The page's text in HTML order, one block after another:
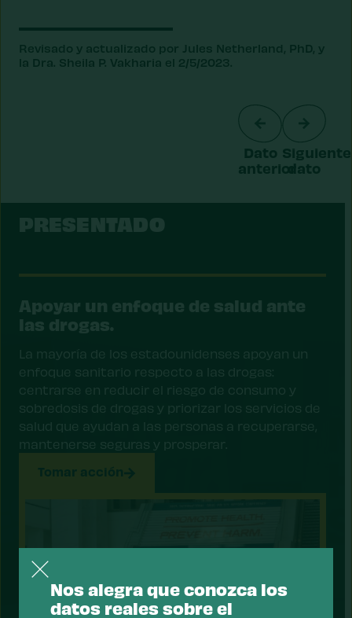
Revisado y actualizado por Jules Netherland, PhD, y
la Dra. Sheila P. Vakharia el 2/5/2023.
Dato
anterior
Siguiente
dato
Nos alegra que conozca los
datos reales sobre el
PRESENTADO
Apoyar un enfoque de salud ante
las drogas.
La mayoría de los estadounidenses apoyan un
enfoque sanitario respecto a las drogas:
centrarse en reducir el riesgo de consumo y
sobredosis de drogas y priorizar los servicios de
salud que ayudan a las personas a recuperarse,
mantenerse seguras y prosperar.
Tomar acción